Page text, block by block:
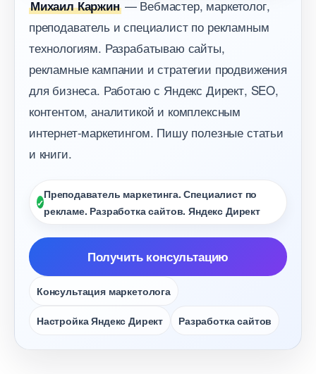
Михаил Каржин— Вебмастер, маркетолог,
преподаватель и специалист по рекламным
технологиям. Разрабатываю сайты,
рекламные кампании и стратегии продвижения
для бизнеса. Работаю с Яндекс Директ, SEO,
контентом, аналитикой и комплексным
интернет-маркетингом. Пишу полезные статьи
и книги.
Преподаватель маркетинга. Специалист по
рекламе. Разработка сайтов. Яндекс Директ
Получить консультацию
Консультация маркетолога
Настройка Яндекс Директ Разработка сайто